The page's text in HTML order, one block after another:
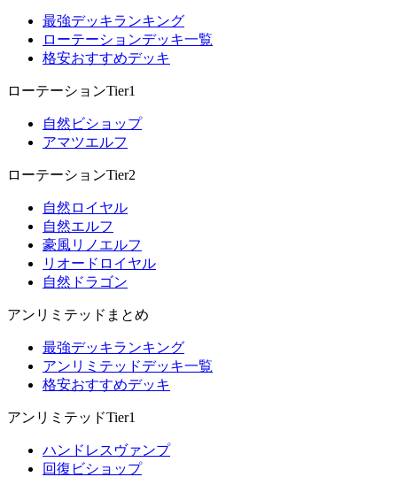
最強デッキランキング
ローテーションデッキ一覧
格安おすすめデッキ
ローテーションTier1
自然ビショップ
アマツエルフ
ローテーションTier2
自然ロイヤル
自然エルフ
豪風リノエルフ
リオードロイヤル
自然ドラゴン
アンリミテッドまとめ
最強デッキランキング
アンリミテッドデッキ一覧
格安おすすめデッキ
アンリミテッドTier1
ハンドレスヴァンプ
回復ビショップ